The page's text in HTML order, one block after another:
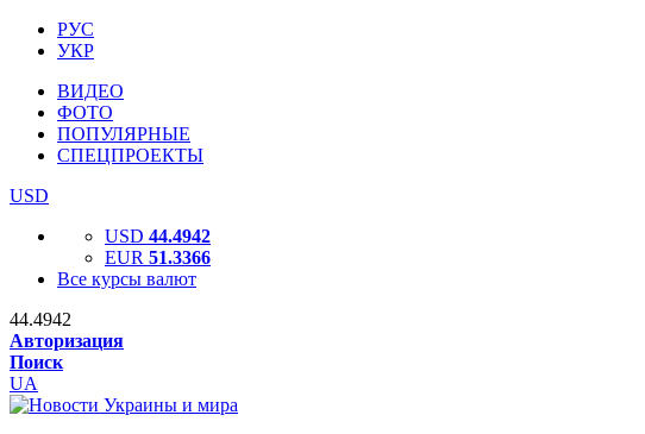
РУС
УКР
ВИДЕО
ФОТО
ПОПУЛЯРНЫЕ
СПЕЦПРОЕКТЫ
USD
USD 44.4942
EUR 51.3366
Все курсы валют
44.4942
Авторизация
Поиск
UA